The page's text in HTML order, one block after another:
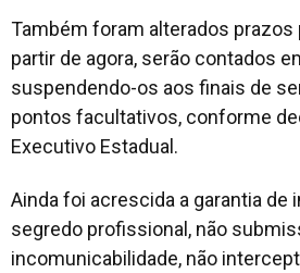
Também foram alterados prazos
partir de agora, serão contados
suspendendo-os aos finais de
pontos facultativos, conforme
Executivo Estadual.
Ainda foi acrescida a garantia de
segredo profissional, não
incomunicabilidade, não